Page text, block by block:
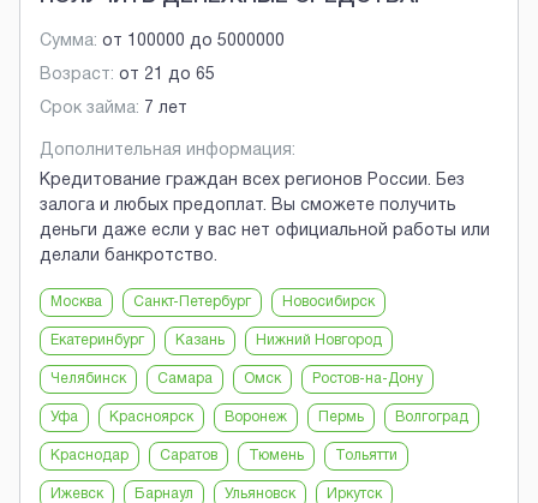
Сумма: от 100000 до 5000000
Возраст: от 21 до 65
Срок займа: 7 лет
Дополнительная информация:
Кредитование граждан всех регионов России. Без
залога и любых предоплат. Вы сможете получить
деньги даже если у вас нет официальной работы или
делали банкротство.
Москва Санкт-Петербург Новосибирск
Екатеринбург Казань Нижний Новгород
Челябинск Самара Омск Ростов-на-Дону
Уфа Красноярск Воронеж Пермь Волгоград
Краснодар Саратов Тюмень Тольятти
Ижевск Барнаул Ульяновск Иркутск